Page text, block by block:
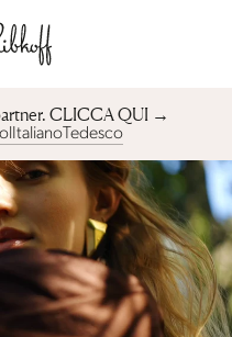
CLICCA QUI →
ItalianoTedesco